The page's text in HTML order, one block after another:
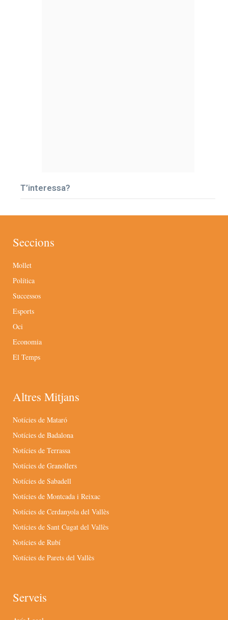
T’interessa?
Seccions
Mollet
Política
Successos
Esports
Oci
Economia
El Temps
Altres Mitjans
Notícies de Mataró
Notícies de Badalona
Notícies de Terrassa
Notícies de Granollers
Notícies de Sabadell
Notícies de Montcada i Reixac
Notícies de Cerdanyola del Vallès
Notícies de Sant Cugat del Vallès
Notícies de Rubí
Notícies de Parets del Vallès
Serveis